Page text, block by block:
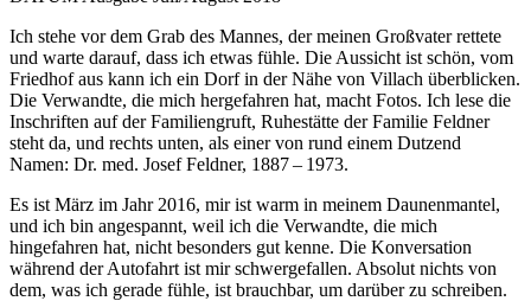
Ich stehe vor dem Grab des Mannes, der meinen Großvater rettete
und warte darauf, dass ich etwas fühle. Die Aussicht ist schön, vom
Friedhof aus kann ich ein Dorf in der Nähe von Villach überblicken.
Die Verwandte, die mich hergefahren hat, macht Fotos. Ich lese die
Inschriften auf der Familiengruft, Ruhestätte der Familie Feldner
steht da, und rechts unten, als einer von rund einem Dutzend
Namen: Dr. med. Josef Feldner, 1887 – 1973.
Es ist März im Jahr 2016, mir ist warm in meinem Daunenmantel,
und ich bin angespannt, weil ich die Verwandte, die mich
hingefahren hat, nicht besonders gut kenne. Die Konversation
während der Autofahrt ist mir schwergefallen. Absolut nichts von
dem, was ich gerade fühle, ist brauchbar, um darüber zu schreiben.